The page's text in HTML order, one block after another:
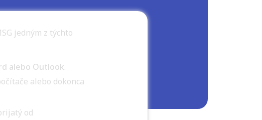
jedným z týchto
alebo Outlook.
alebo dokonca
od